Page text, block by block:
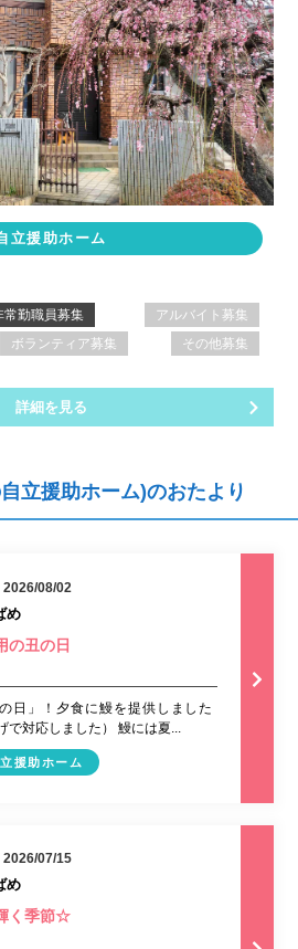
立援助ホーム
常勤職員募集
アルバイト募集
ボランティア募集 その他募集
詳細を見る
立援助ホーム)のおたより
2026/08/02
め
の丑の日
日」！夕食に鰻を提供しました
対応しました） 鰻には夏...
援助ホーム
2026/07/15
め
く季節☆